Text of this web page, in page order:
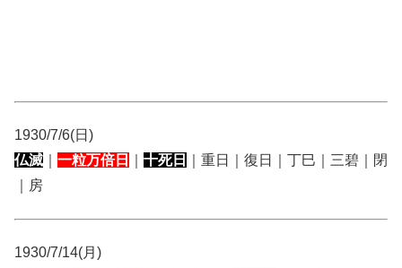
1930/7/6(日)
仏滅
一粒万倍日 十死日
｜重日｜復日｜丁巳｜三碧｜閉
｜房
1930/7/14(月)